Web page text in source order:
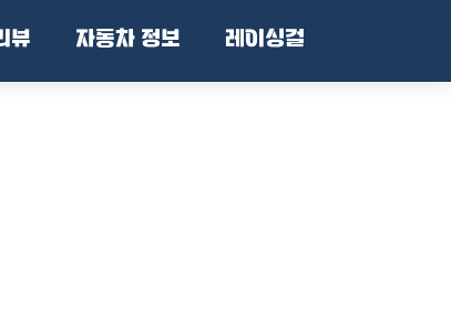
뷰 자동차 정보 레이싱걸